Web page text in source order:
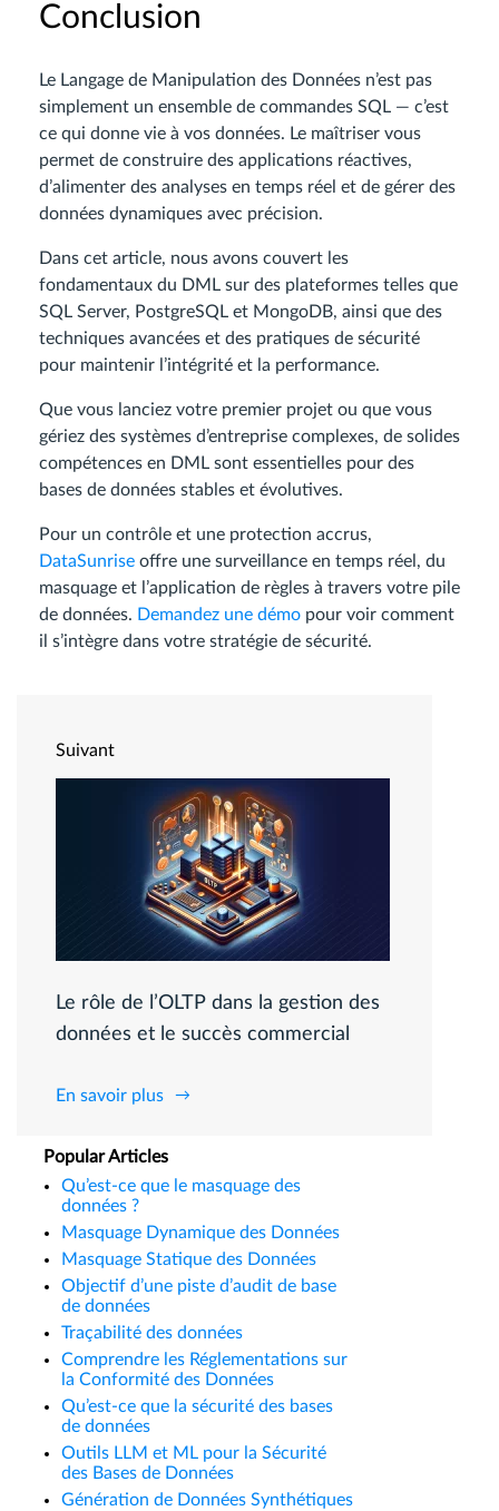
Conclusion
Le Langage de Manipulation des Données n’est pas
simplement un ensemble de commandes SQL — c’est
ce qui donne vie à vos données. Le maîtriser vous
permet de construire des applications réactives,
d’alimenter des analyses en temps réel et de gérer des
données dynamiques avec précision.
Dans cet article, nous avons couvert les
fondamentaux du DML sur des plateformes telles que
SQL Server, PostgreSQL et MongoDB, ainsi que des
techniques avancées et des pratiques de sécurité
pour maintenir l’intégrité et la performance.
Que vous lanciez votre premier projet ou que vous
gériez des systèmes d’entreprise complexes, de solides
compétences en DML sont essentielles pour des
bases de données stables et évolutives.
Pour un contrôle et une protection accrus,
DataSunrise offre une surveillance en temps réel, du
masquage et l’application de règles à travers votre pile
de données. Demandez une démo pour voir comment
il s’intègre dans votre stratégie de sécurité.
Suivant
Le rôle de l’OLTP dans la gestion des
données et le succès commercial
En savoir plus
Popular Articles
Qu’est-ce que le masquage des
données ?
Masquage Dynamique des Données
Masquage Statique des Données
Objectif d’une piste d’audit de base
de données
Traçabilité des données
Comprendre les Réglementations sur
la Conformité des Données
Qu’est-ce que la sécurité des bases
de données
Outils LLM et ML pour la Sécurité
des Bases de Données
Génération de Données Synthétiques